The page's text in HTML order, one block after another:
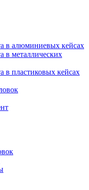
в алюминиевых кейсах
в металлических
в пластиковых кейсах